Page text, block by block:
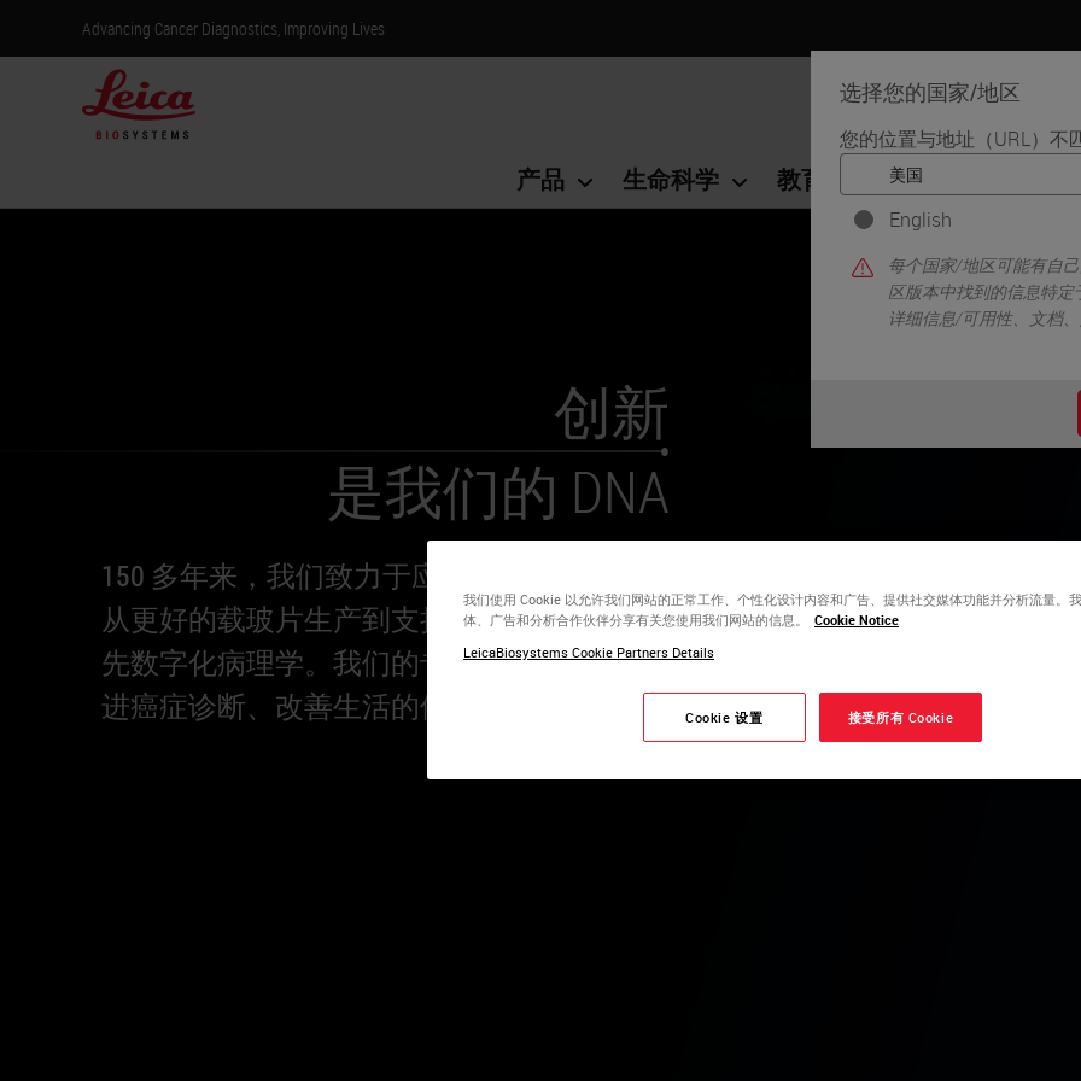
Advancing Cancer Diagnostics, Improving Lives
选择您的国家/地区
您的位置与地址（URL）不
English
每个国家/地区可能有自
区版本中找到的信息特
详细信息/可用性、文档、
产品 生命科学 教育 支持
创新
是我们的 DNA
150 多年来，我们致力于应对病理学挑战，
从更好的载玻片生产到支持 AI 开发的世界领
先数字化病理学。我们的专家充满激情地推
进癌症诊断、改善生活的使命。
我们使用 Cookie 以允许我们网站的正常工作、个性化设计内容和广告、提供社交媒体功能并分析流量。
体、广告和分析合作伙伴分享有关您使用我们网站的信息。
Cookie Notice
LeicaBiosystems Cookie Partners Details
Cookie 设置 接受所有 Cookie